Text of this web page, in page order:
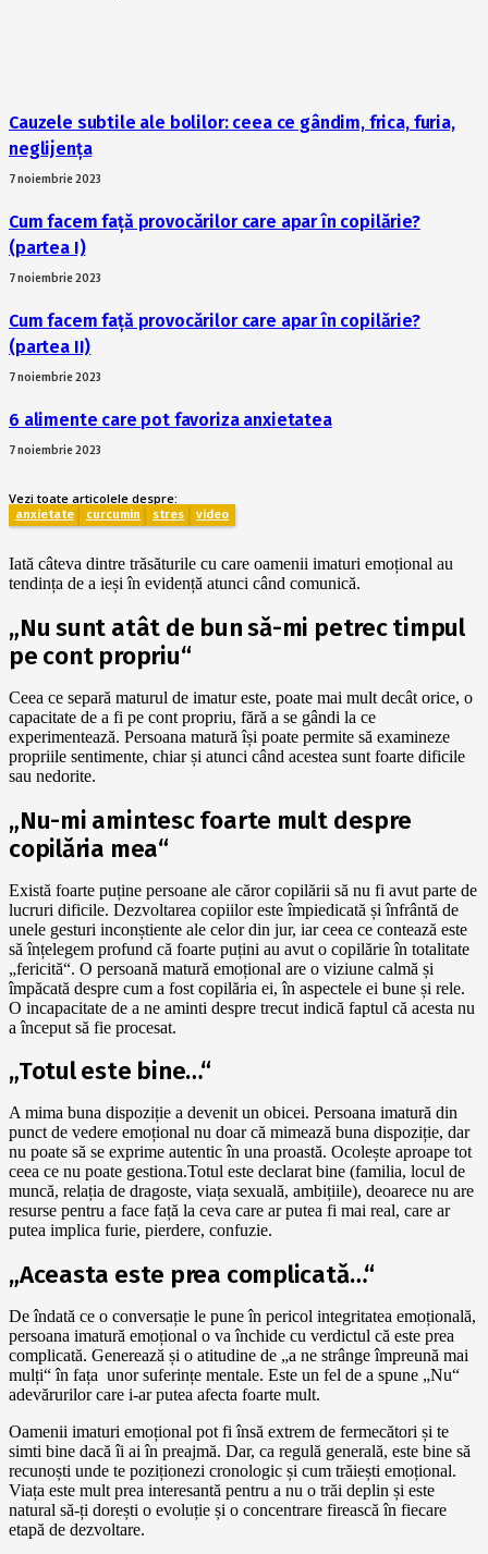
Cauzele subtile ale bolilor: ceea ce gândim, frica, furia,
neglijența
7 noiembrie 2023
Cum facem față provocărilor care apar în copilărie?
(partea I)
7 noiembrie 2023
Cum facem față provocărilor care apar în copilărie?
(partea II)
7 noiembrie 2023
6 alimente care pot favoriza anxietatea
7 noiembrie 2023
Vezi toate articolele despre:
anxietate curcumin stres video
Iată câteva dintre trăsăturile cu care oamenii imaturi emoțional au
tendința de a ieși în evidență atunci când comunică.
„Nu sunt atât de bun să-mi petrec timpul
pe cont propriu“
Ceea ce separă maturul de imatur este, poate mai mult decât orice, o
capacitate de a fi pe cont propriu, fără a se gândi la ce
experimentează. Persoana matură își poate permite să examineze
propriile sentimente, chiar și atunci când acestea sunt foarte dificile
sau nedorite.
„Nu-mi amintesc foarte mult despre
copilăria mea“
Există foarte puține persoane ale căror copilării să nu fi avut parte de
lucruri dificile. Dezvoltarea copiilor este împiedicată și înfrântă de
unele gesturi inconștiente ale celor din jur, iar ceea ce contează este
să înțelegem profund că foarte puțini au avut o copilărie în totalitate
„fericită“. O persoană matură emoțional are o viziune calmă și
împăcată despre cum a fost copilăria ei, în aspectele ei bune și rele.
O incapacitate de a ne aminti despre trecut indică faptul că acesta nu
a început să fie procesat.
„Totul este bine…“
A mima buna dispoziție a devenit un obicei. Persoana imatură din
punct de vedere emoțional nu doar că mimează buna dispoziție, dar
nu poate să se exprime autentic în una proastă. Ocolește aproape tot
ceea ce nu poate gestiona.Totul este declarat bine (familia, locul de
muncă, relația de dragoste, viața sexuală, ambițiile), deoarece nu are
resurse pentru a face față la ceva care ar putea fi mai real, care ar
putea implica furie, pierdere, confuzie.
„Aceasta este prea complicată…“
De îndată ce o conversație le pune în pericol integritatea emoțională,
persoana imatură emoțional o va închide cu verdictul că este prea
complicată. Generează și o atitudine de „a ne strânge împreună mai
mulți“ în fața unor suferințe mentale. Este un fel de a spune „Nu“
adevărurilor care i-ar putea afecta foarte mult.
Oamenii imaturi emoțional pot fi însă extrem de fermecători și te
simti bine dacă îi ai în preajmă. Dar, ca regulă generală, este bine să
recunoști unde te poziționezi cronologic și cum trăiești emoțional.
Viața este mult prea interesantă pentru a nu o trăi deplin și este
natural să-ți dorești o evoluție și o concentrare firească în fiecare
etapă de dezvoltare.